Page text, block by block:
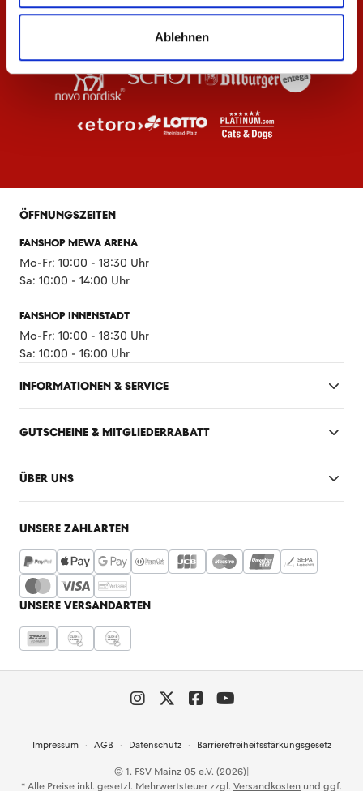
Ablehnen
ÖFFNUNGSZEITEN
FANSHOP MEWA ARENA
Mo-Fr: 10:00 - 18:30 Uhr
Sa: 10:00 - 14:00 Uhr
FANSHOP INNENSTADT
Mo-Fr: 10:00 - 18:30 Uhr
Sa: 10:00 - 16:00 Uhr
INFORMATIONEN & SERVICE
GUTSCHEINE & MITGLIEDERRABATT
ÜBER UNS
UNSERE ZAHLARTEN
UNSERE VERSANDARTEN
Impressum AGB Datenschutz Barrierefreiheitsstärkungsgesetz
© 1. FSV Mainz 05 e.V. (2026)|
* Alle Preise inkl. gesetzl. Mehrwertsteuer zzgl. Versandkosten und ggf.